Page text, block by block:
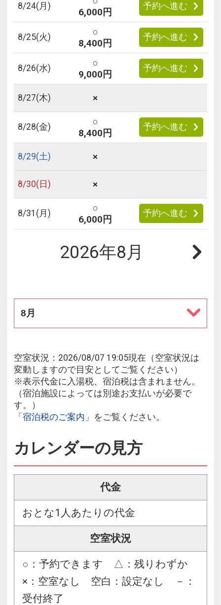
8/24(月)
6,000円
予約へ進む
8/25(火)
○
8,400円
予約へ進む
8/26(水)
○
9,000円
予約へ進む
8/27(木) ×
8/28(金)
○
8,400円
予約へ進む
8/29(土) ×
8/30(日) ×
8/31 (月)
○
6,000円
予約へ進む
2026年8月
8月
空室状況：2026/08/07 19:05現在（空室状況は
変動しますので目安としてご覧ください）
※表示代金に入湯税、宿泊税は含まれません。
（宿泊施設によっては別途お支払いが必要で
す。）
「 宿泊税のご案内 」をご覧ください。
カレンダーの見方
代金
おとな1人あたりの代金
空室状況
○：予約できます △：残りわずか
×：空室なし 空白：設定なし －：
受付終了